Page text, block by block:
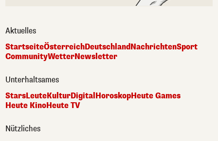
Aktuelles
StartseiteÖsterreichDeutschlandNachrichtenSport
CommunityWetterNewsletter
Unterhaltsames
StarsLeuteKulturDigital HoroskopHeute Games
Heute KinoHeute TV
Nützliches